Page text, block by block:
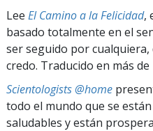
Lee El Camino a la Felicidad,
basado totalmente en el
ser seguido por
credo. Traducido en más de
Scientologists @home
todo el mundo que se
saludables y están